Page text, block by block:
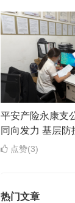
平安产险永康支
同向发力 基层防
点赞(3)
热门文章